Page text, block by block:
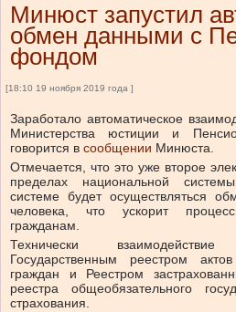
Минюст запустил
обмен данными с
фондом
[18:10 19 ноября 2019 года ]
Заработало автоматическое
Министерства юстиции и
говорится в сообщении Минюста.
Отмечается, что это уже второе
пределах национальной
системе будет осуществляться
человека, что ускорит
гражданам.
Технически
Государственным реестром
граждан и Реестром
реестра общеобязательного
страхования.